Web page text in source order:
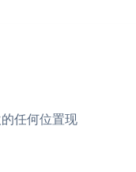
任何位置现